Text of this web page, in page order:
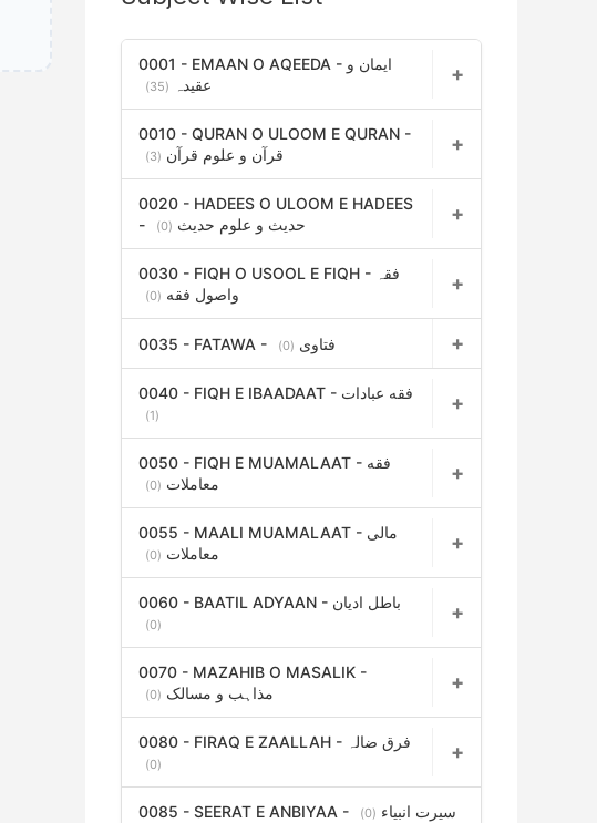
0001 - EMAAN O AQEEDA - ایمان و
عقیدہ
(35)
0010 - QURAN O ULOOM E QURAN -
قرآن و علوم قرآن (3)
0020 - HADEES O ULOOM E HADEES
- حدیث و علوم حدیث (0)
0030 - FIQH O USOOL E FIQH - فقہ
واصول فقه (0)
0035 - FATAWA - فتاوی (0)
0040 - FIQH E IBAADAAT - فقه عبادات
(1)
0050 - FIQH E MUAMALAAT - فقه
معاملات (0)
0055 - MAALI MUAMALAAT - مالی
معاملات (0)
0060 - BAATIL ADYAAN - باطل ادیان
(0)
0070 - MAZAHIB O MASALIK -
مذاہب و مسالک (0)
0080 - FIRAQ E ZAALLAH - فرق ضالہ
(0)
0085 - SEERAT E ANBIYAA - سیرت انبیاء (0)